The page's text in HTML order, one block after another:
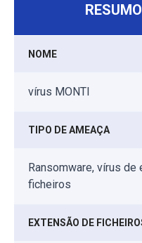
NOME
vírus MONTI
TIPO DE AMEAÇA
Ransomware, vírus de
ficheiros
EXTENSÃO DE